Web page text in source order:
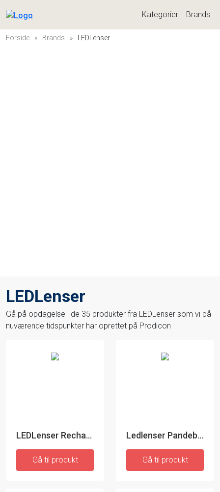
Kategorier Brands
Forside » Brands » LEDLenser
LEDLenser
Gå på opdagelse i de 35 produkter fra LEDLenser som vi på
nuværende tidspunkter har oprettet på Prodicon
LEDLenser Rechargeable Battery Pack - Batteri
Gå til produkt
Ledlenser Pandebånd med gennemsigtigt silikone materiale - Type A
Gå til produkt